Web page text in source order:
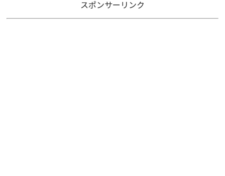
スポンサーリンク